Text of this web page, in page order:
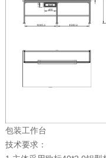
包装工作台
技术要求：